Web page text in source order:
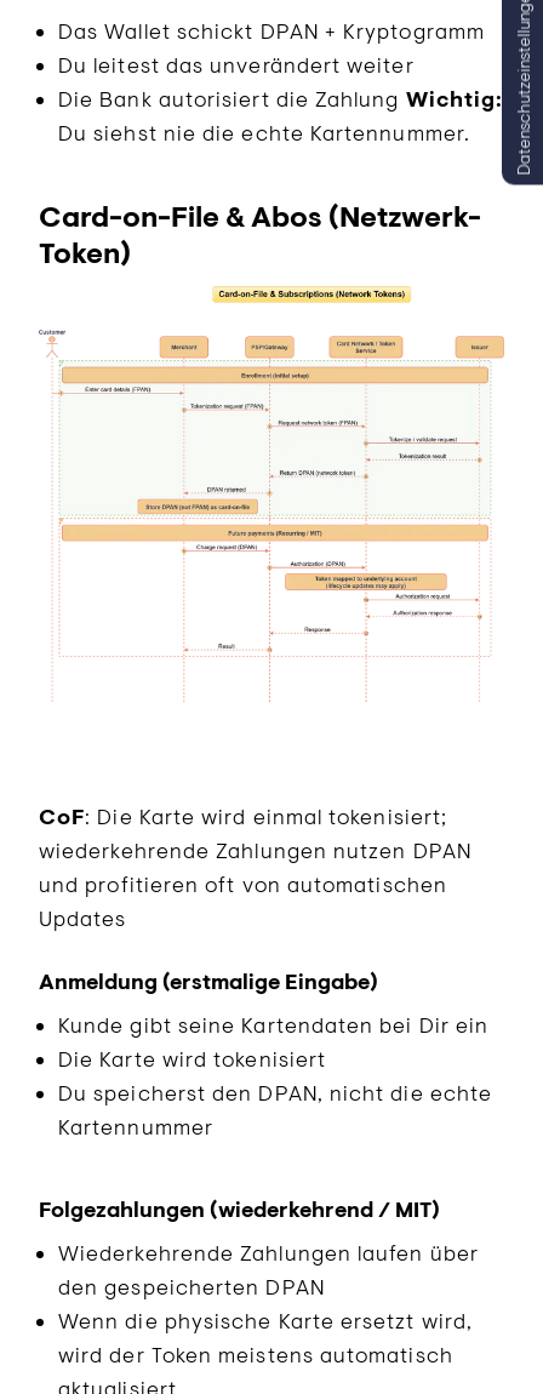
Das Wallet schickt DPAN + Kryptogramm
Du leitest das unverändert weiter
Die Bank autorisiert die Zahlung Wichtig:
Du siehst nie die echte Kartennummer.
Card-on-File & Abos (Netzwerk-
Token)
CoF: Die Karte wird einmal tokenisiert;
wiederkehrende Zahlungen nutzen DPAN
und profitieren oft von automatischen
Updates
Anmeldung (erstmalige Eingabe)
Kunde gibt seine Kartendaten bei Dir ein
Die Karte wird tokenisiert
Du speicherst den DPAN, nicht die echte
Kartennummer
Folgezahlungen (wiederkehrend / MIT)
Wiederkehrende Zahlungen laufen über
den gespeicherten DPAN
Wenn die physische Karte ersetzt wird,
wird der Token meistens automatisch
aktualisiert
Datenschutzeinstellungen